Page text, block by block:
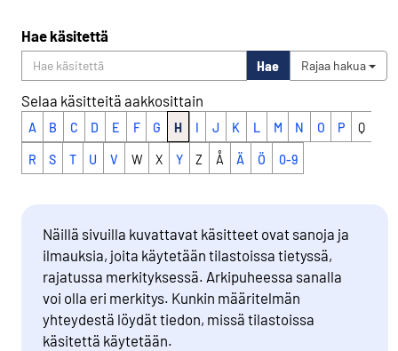
Hae käsitettä
Hae Rajaa hakua
Selaa käsitteitä aakkosittain
A B C D E F G H I J K L M N O P Q
R S T U V W X Y Z Å Ä Ö 0-9
Näillä sivuilla kuvattavat käsitteet ovat sanoja ja
ilmauksia, joita käytetään tilastoissa tietyssä,
rajatussa merkityksessä. Arkipuheessa sanalla
voi olla eri merkitys. Kunkin määritelmän
yhteydestä löydät tiedon, missä tilastoissa
käsitettä käytetään.